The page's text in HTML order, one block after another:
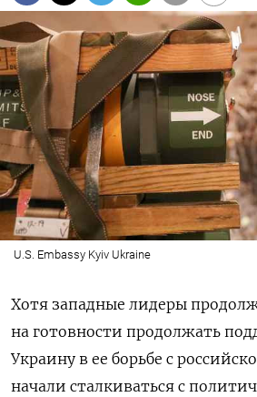
U.S. Embassy Kyiv Ukraine
Хотя западные лидеры
на готовности продолжать
Украину в ее борьбе с
начали сталкиваться с